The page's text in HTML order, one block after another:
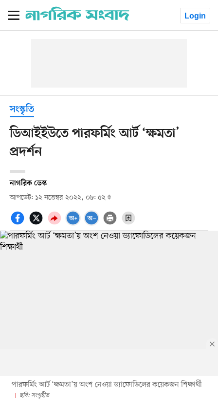
Login
সংস্কৃতি
ডিআইইউতে পারফর্মিং আর্ট ‘ক্ষমতা’
প্রদর্শন
নাগরিক ডেস্ক
আপডেট: ১২ নভেম্বর ২০২২, ০৮: ৫২
পারফর্মিং আর্ট ‘ক্ষমতা’য় অংশ নেওয়া ড্যাফোডিলের কয়েকজন শিক্ষার্থী
ছবি: সংগৃহীত